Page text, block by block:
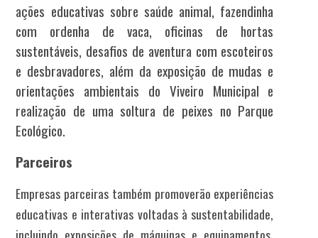
ações educativas sobre saúde animal, fazendinha
com ordenha de vaca, oficinas de hortas
sustentáveis, desafios de aventura com escoteiros
e desbravadores, além da exposição de mudas e
orientações ambientais do Viveiro Municipal e
realização de uma soltura de peixes no Parque
Ecológico.
Parceiros
Empresas parceiras também promoverão experiências
educativas e interativas voltadas à sustentabilidade,
incluindo exposições de máquinas e equipamentos,